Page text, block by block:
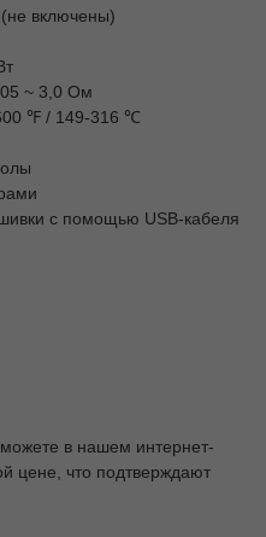
включены)
~ 3,0 Ом
℉ / 149-316 ℃
с помощью USB-кабеля
в нашем интернет-
цене, что подтверждают